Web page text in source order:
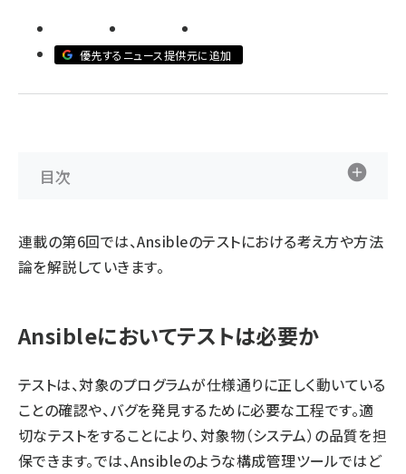
ai crunch (1370)
優先するニュース提供元に追加
目次
連載の第6回では、Ansibleのテストにおける考え方や方法
論を解説していきます。
Ansibleにおいてテストは必要か
テストは、対象のプログラムが仕様通りに正しく動いている
ことの確認や、バグを発見するために必要な工程です。適
切なテストをすることにより、対象物（システム）の品質を担
保できます。では、Ansibleのような構成管理ツールではど